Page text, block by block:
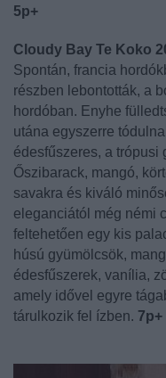
5p+
Cloudy Bay Te Koko
Spontán, francia
részben lebontották, a
hordóban. Enyhe
utána egyszerre
édesfűszeres, a trópusi
Őszibarack, mangó,
savakra és kiváló
eleganciától még némi
feltehetően egy kis
húsú gyümölcsök,
édesfűszerek, vanília,
amely idővel egyre
tárulkozik fel ízben. 7p+